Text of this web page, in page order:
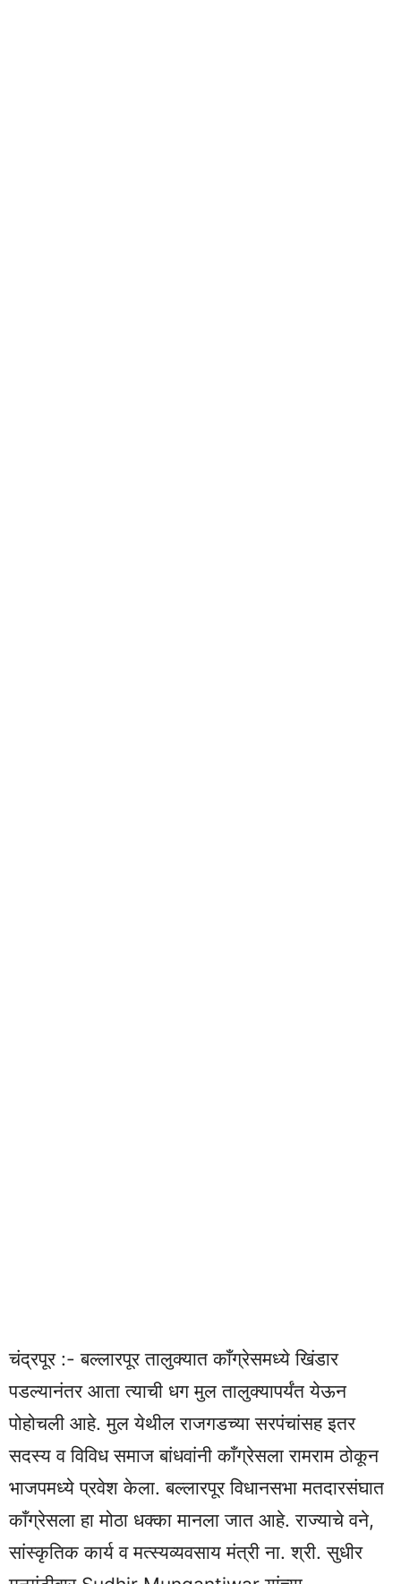
चंद्रपूर :- बल्लारपूर तालुक्यात काँग्रेसमध्ये खिंडार
पडल्यानंतर आता त्याची धग मुल तालुक्यापर्यंत येऊन
पोहोचली आहे. मुल येथील राजगडच्या सरपंचांसह इतर
सदस्य व विविध समाज बांधवांनी काँग्रेसला रामराम ठोकून
भाजपमध्ये प्रवेश केला. बल्लारपूर विधानसभा मतदारसंघात
काँग्रेसला हा मोठा धक्का मानला जात आहे. राज्याचे वने,
सांस्कृतिक कार्य व मत्स्यव्यवसाय मंत्री ना. श्री. सुधीर